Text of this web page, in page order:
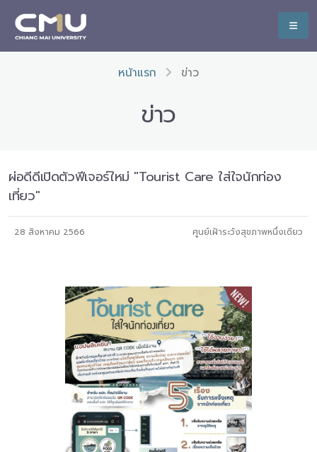
หน้าแรก ข่าว
ข่าว
ผ่อดีดีเปิดตัวฟีเจอร์ใหม่ "Tourist Care ใส่ใจนักท่อง
เที่ยว"
28 สิงหาคม 2566 ศูนย์เฝ้าระวังสุขภาพหนึ่งเดียว